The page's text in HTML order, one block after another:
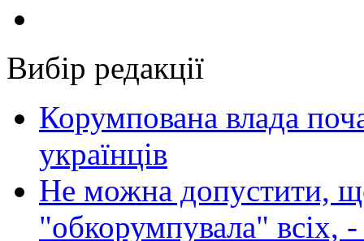
Вибір редакції
Корумпована влада
українців
Не можна допустити,
"обкорумпувала" всіх,